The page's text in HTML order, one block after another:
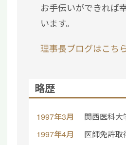
お手伝いができれば
います。
理事長ブログはこち
略歴
1997年3月
関西医科大
1997年4月
医師免許取